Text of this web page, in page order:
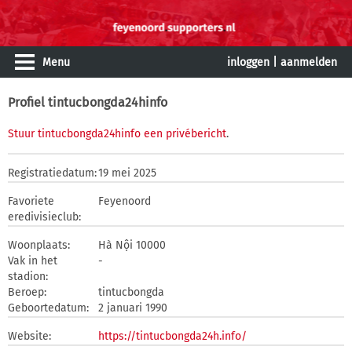
Menu inloggen aanmelden
Profiel tintucbongda24hinfo
Stuur tintucbongda24hinfo een privébericht.
Registratiedatum:19 mei 2025
Favoriete
eredivisieclub:
Feyenoord
Woonplaats:
Hà Nội 10000
Vak in het
stadion:
-
Beroep:
tintucbongda
Geboortedatum:
2 januari 1990
Website: https://tintucbongda24h.info/